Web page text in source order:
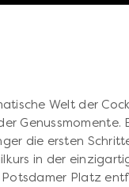
Welt der
Genussmomente.
die ersten
in der
Platz